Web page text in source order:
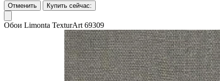
Отменить Купить сейчас:
Обои Limonta TexturArt 69309